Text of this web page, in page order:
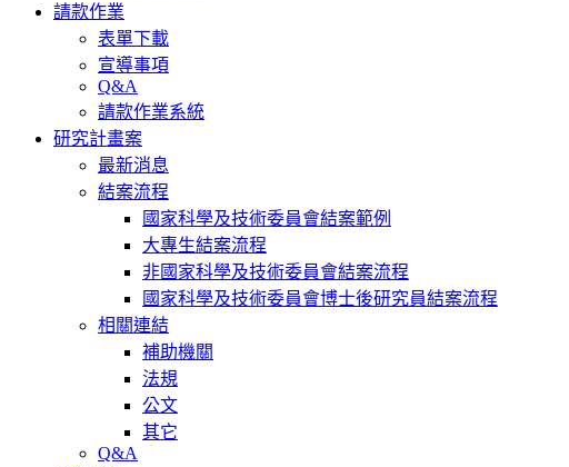
請款作業
表單下載
宣導事項
Q&A
請款作業系統
研究計畫案
最新消息
結案流程
國家科學及技術委員會結案範例
大專生結案流程
非國家科學及技術委員會結案流程
國家科學及技術委員會博士後研究員結案流程
相關連結
補助機關
法規
公文
其它
Q&A